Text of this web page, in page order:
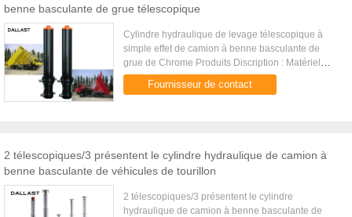
benne basculante de grue télescopique
Cylindre hydraulique de levage télescopique à
simple effet de camion à benne basculante de
grue de Chrome Produits Discription : Matériel
Acier au carbone, acier allié, acier inoxydable,
27SiMn Tube aiguisé 50...
Fournisseur de contact
2 télescopiques/3 présentent le cylindre hydraulique de camion à
benne basculante de véhicules de tourillon
2 télescopiques/3 présentent le cylindre
hydraulique de camion à benne basculante de